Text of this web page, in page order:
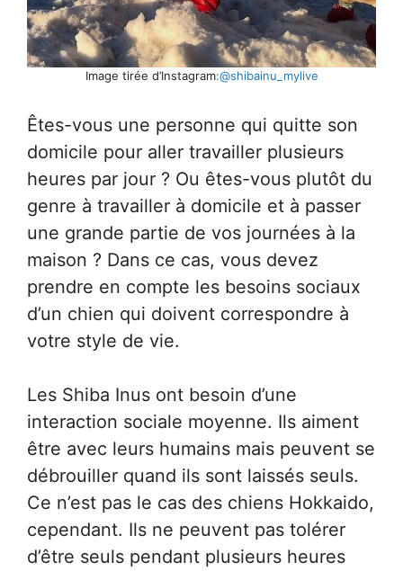
Image tirée d’Instagram:@shibainu_mylive
Êtes-vous une personne qui quitte son
domicile pour aller travailler plusieurs
heures par jour ? Ou êtes-vous plutôt du
genre à travailler à domicile et à passer
une grande partie de vos journées à la
maison ? Dans ce cas, vous devez
prendre en compte les besoins sociaux
d’un chien qui doivent correspondre à
votre style de vie.
Les Shiba Inus ont besoin d’une
interaction sociale moyenne. Ils aiment
être avec leurs humains mais peuvent se
débrouiller quand ils sont laissés seuls.
Ce n’est pas le cas des chiens Hokkaido,
cependant. Ils ne peuvent pas tolérer
d’être seuls pendant plusieurs heures